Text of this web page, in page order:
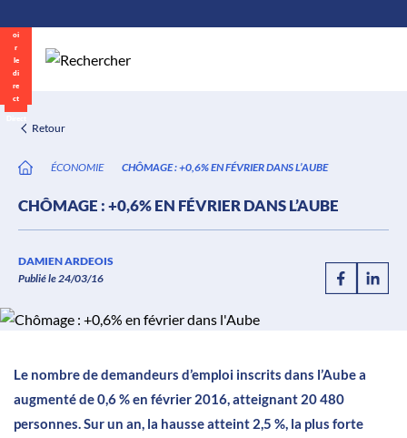
au
contenu
Retour
ÉCONOMIE CHÔMAGE : +0,6% EN FÉVRIER DANS L’AUBE
CHÔMAGE : +0,6% EN FÉVRIER DANS L’AUBE
DAMIEN ARDEOIS
Publié le 24/03/16
Le nombre de demandeurs d’emploi inscrits dans l’Aube a
augmenté de 0,6 % en février 2016, atteignant 20 480
personnes. Sur un an, la hausse atteint 2,5 %, la plus forte